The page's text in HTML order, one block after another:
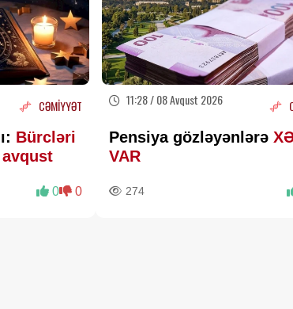
CƏMİYYƏT
Bürcləri
0 0
11:28 / 08 Avqust 2026
Pensiya gözləyənlərə
VAR
274